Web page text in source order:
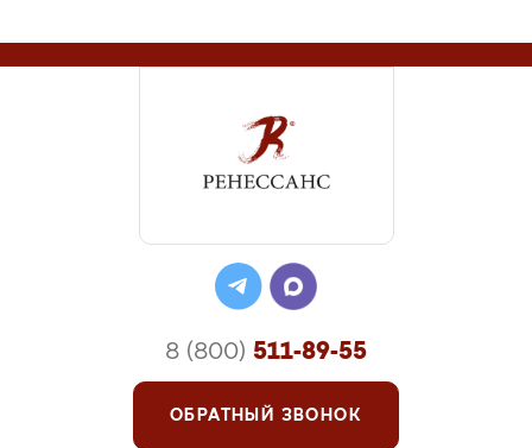
8 (800) 511-89-55
ОБРАТНЫЙ ЗВОНОК